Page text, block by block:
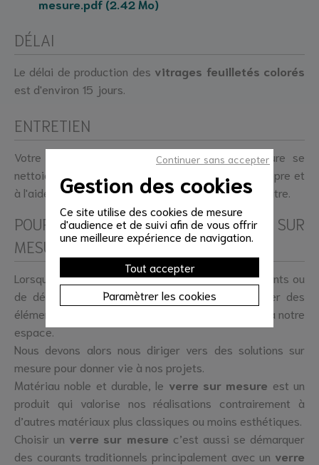
Gestion des cookies
Ce site utilise des cookies de mesure
d'audience et de suivi afin de vous offrir
une meilleure expérience de navigation.
Tout accepter
Paramètrer les cookies
Continuer sans accepter
mesure.pdf (2.42 Mo)
DÉLAI
Le délai de production des vitrages feuilletés colorés
est d'environ 15 jours.
ENTRETIEN
Votre vitrage feuilleté coloré fabriqué sur mesure se
nettoie très facilement avec un chiffon doux et propre et
à l'aide d'un produit ménager du type nettoyant à vitre.
POURQUOI ACHETER UN VERRE SUR
MESURE ?
Lorsqu’on se lance dans des travaux d’aménagements ou
de décoration il est parfois impossible de trouver des
éléments de dimensions standards qui s’adaptent à notre
espace.
Nous devons alors nous diriger vers des solutions sur
mesure pour donner vie à nos projets.
Matériau noble et durable, le verre sur mesure est un
produit qui valorise nos réalisations contrairement à
d’autres matériaux plus classiques ou moins esthétiques.
Choisir un verre sur mesure c’est aussi se démarquer
des courants traditionnels principalement avec un verre